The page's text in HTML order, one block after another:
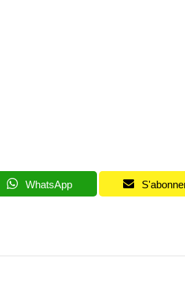
WhatsApp